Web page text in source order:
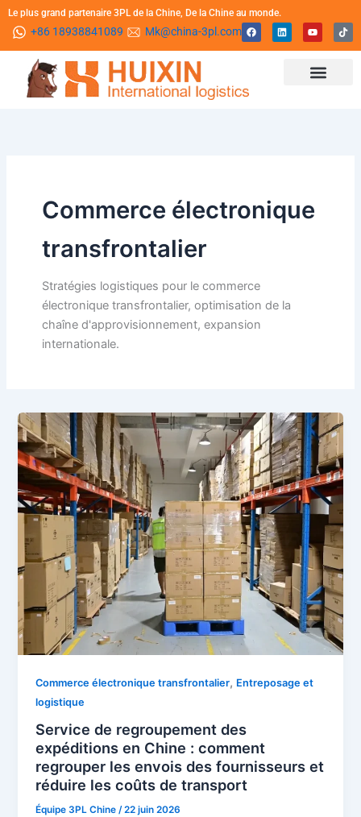
Aller
contenu
Le plus grand partenaire 3PL de la Chine, De la Chine au monde.
+86 18938841089 Mk@china-3pl.com
F
a
c
L
i
n
Y
o
u
u
b
T
i
k
Commerce électronique
transfrontalier
Stratégies logistiques pour le commerce
électronique transfrontalier, optimisation de la
chaîne d'approvisionnement, expansion
internationale.
Commerce électronique transfrontalier, Entreposage et
logistique
Service de regroupement des
expéditions en Chine : comment
regrouper les envois des fournisseurs et
réduire les coûts de transport
Équipe 3PL Chine/22 juin 2026